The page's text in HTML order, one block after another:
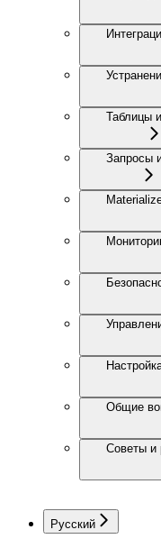
Таблицы
Запросы и
Общие
Советы и
Русский